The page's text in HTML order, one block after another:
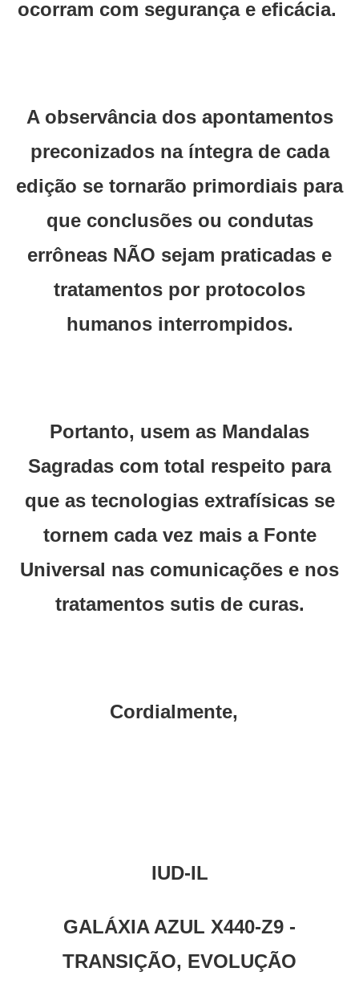
ocorram com segurança e eficácia.
A observância dos apontamentos
preconizados na íntegra de cada
edição se tornarão primordiais para
que conclusões ou condutas
errôneas NÃO sejam praticadas e
tratamentos por protocolos
humanos interrompidos.
Portanto, usem as Mandalas
Sagradas com total respeito para
que as tecnologias extrafísicas se
tornem cada vez mais a Fonte
Universal nas comunicações e nos
tratamentos sutis de curas.
Cordialmente,
IUD-IL
GALÁXIA AZUL X440-Z9 -
TRANSIÇÃO, EVOLUÇÃO